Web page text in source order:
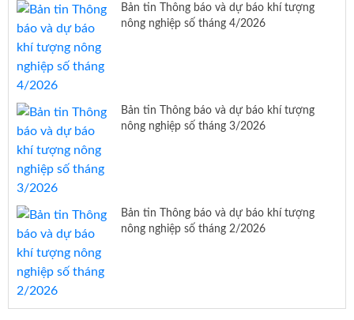
Bản tin Thông báo và dự báo khí tượng
nông nghiệp số tháng 4/2026
Bản tin Thông báo và dự báo khí tượng
nông nghiệp số tháng 3/2026
Bản tin Thông báo và dự báo khí tượng
nông nghiệp số tháng 2/2026